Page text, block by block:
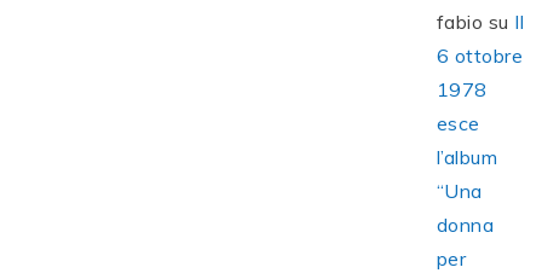
fabio su Il
6 ottobre
1978
esce
l’album
“Una
donna
per